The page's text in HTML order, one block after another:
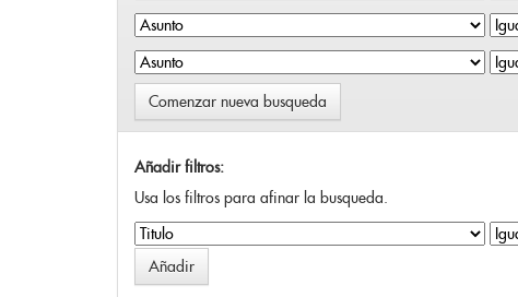
Comenzar nueva busqueda
Añadir filtros:
Usa los filtros para afinar la busqueda.